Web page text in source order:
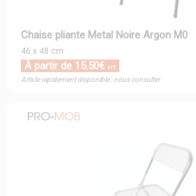
Chaise pliante Metal Noire Argon M0
46 x 48 cm
À partir de 15.50€ HT
Article rapidement disponible : nous consulter